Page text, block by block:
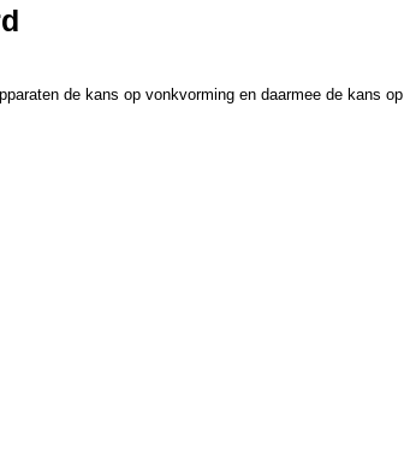
de kans op vonkvorming en daarmee de kans